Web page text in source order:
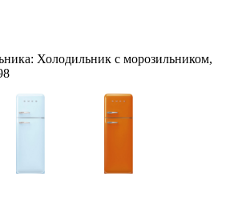
Холодильник с морозильником,